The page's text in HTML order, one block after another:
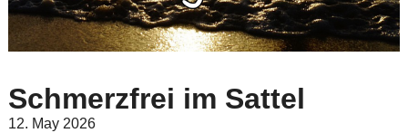
Schmerzfrei im Sattel
12. May 2026